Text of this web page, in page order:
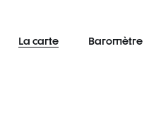
La carte Baromètre